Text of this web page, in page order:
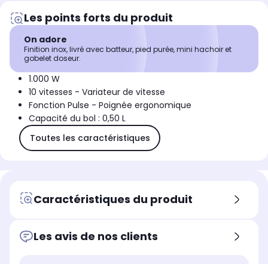
Les points forts du produit
On adore
Finition inox, livré avec batteur, pied purée, mini hachoir et
gobelet doseur.
1.000 W
10 vitesses - Variateur de vitesse
Fonction Pulse - Poignée ergonomique
Capacité du bol : 0,50 L
Toutes les caractéristiques
Caractéristiques du produit
Les avis de nos clients